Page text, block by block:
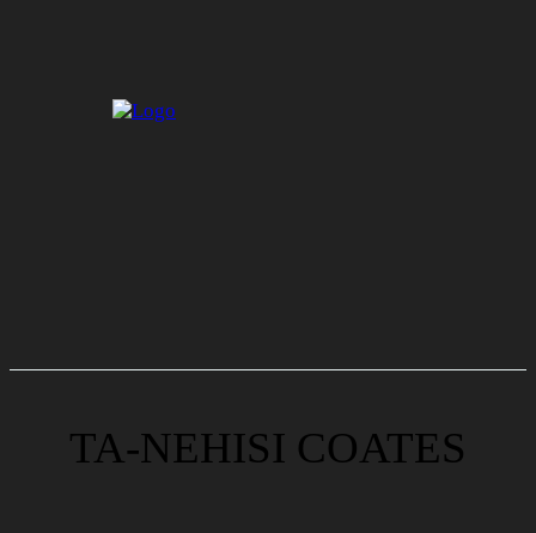
TA-NEHISI COATES